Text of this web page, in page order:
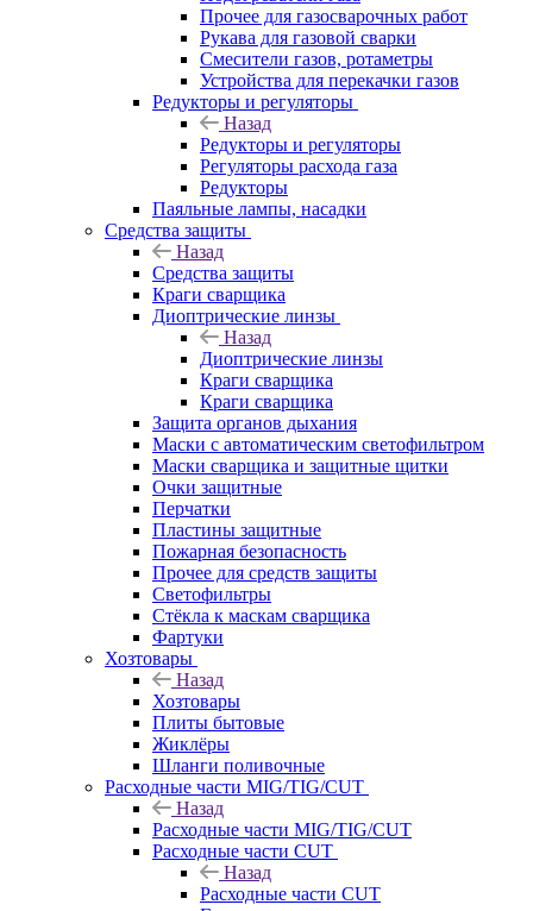
Прочее для газосварочных работ
Рукава для газовой сварки
Смесители газов, ротаметры
Устройства для перекачки газов
Редукторы и регуляторы
Назад
Редукторы и регуляторы
Регуляторы расхода газа
Редукторы
Паяльные лампы, насадки
Средства защиты
Назад
Средства защиты
Краги сварщика
Диоптрические линзы
Назад
Диоптрические линзы
Краги сварщика
Краги сварщика
Защита органов дыхания
Маски с автоматическим светофильтром
Маски сварщика и защитные щитки
Очки защитные
Перчатки
Пластины защитные
Пожарная безопасность
Прочее для средств защиты
Светофильтры
Стёкла к маскам сварщика
Фартуки
Хозтовары
Назад
Хозтовары
Плиты бытовые
Жиклёры
Шланги поливочные
Расходные части MIG/TIG/CUT
Назад
Расходные части MIG/TIG/CUT
Расходные части CUT
Назад
Расходные части CUT